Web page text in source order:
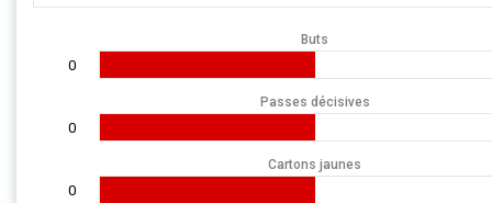
Buts
0
Passes décisives
0
Cartons jaunes
0